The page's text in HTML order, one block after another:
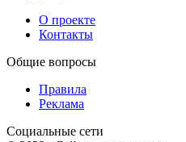
О проекте
Контакты
Общие вопросы
Правила
Реклама
Социальные сети